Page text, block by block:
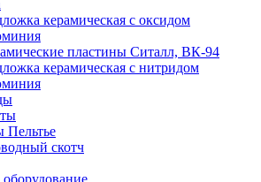
керамическая с оксидом
пластины Ситалл, ВК-94
керамическая с нитридом
Пельтье
скотч